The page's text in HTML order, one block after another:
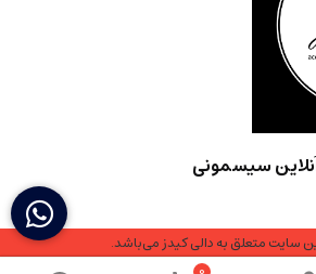
سیسمونی
سایت متعلق به دالی کیدز می‌باشد.